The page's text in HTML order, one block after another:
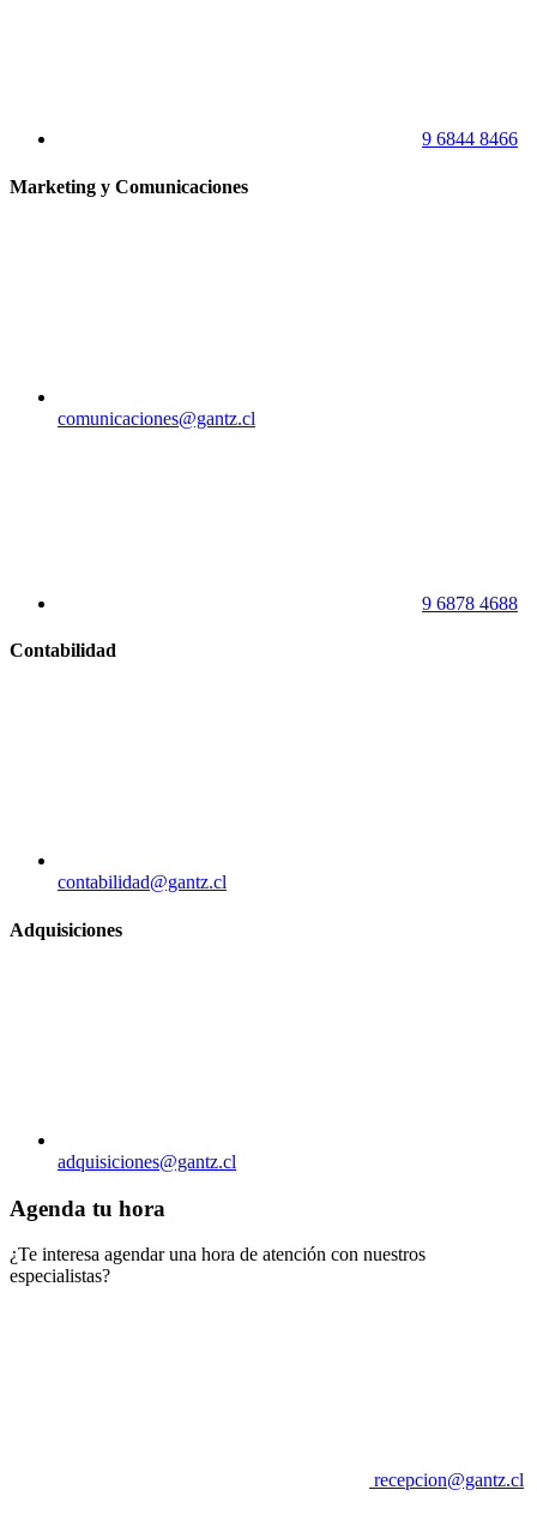
9 6844 8466
Marketing y Comunicaciones
comunicaciones@gantz.cl
9 6878 4688
Contabilidad
contabilidad@gantz.cl
Adquisiciones
adquisiciones@gantz.cl
Agenda tu hora
¿Te interesa agendar una hora de atención con nuestros
especialistas?
recepcion@gantz.cl